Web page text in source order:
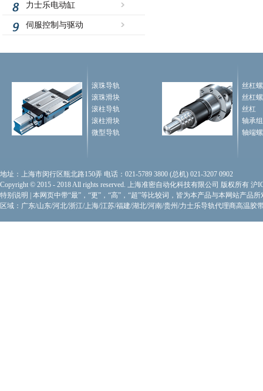
力士乐电动缸
伺服控制与驱动
滚珠导轨
滚珠滑块
滚柱导轨
滚柱滑块
微型导轨
丝杠
丝杠
丝杠
轴承
轴端
地址：上海市闵行区瓶北路150弄 电话：021-5789 3800 (总机) 021-3207 0902
Copyright © 2015 - 2018 All rights reserved. 上海准密自动化科技有限公司 版权所有 沪
特别说明
本网页中带“最”，“更”，“高”，“超”等比较词，皆为本产品与本网站产品所
区域：广东/山东/河北/浙江/上海/江苏/福建/湖北/河南/贵州/力士乐导轨代理商高温胶